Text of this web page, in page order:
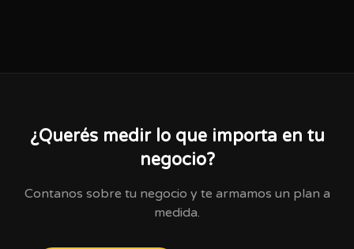
¿Querés medir lo que importa en tu
negocio?
Contanos sobre tu negocio y te armamos un plan a
medida.